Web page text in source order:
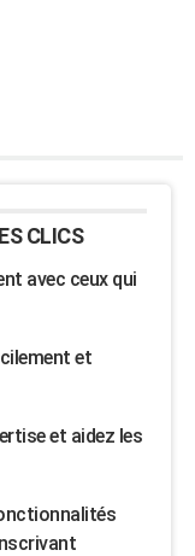
CLICS
avec ceux qui
et
et aidez les